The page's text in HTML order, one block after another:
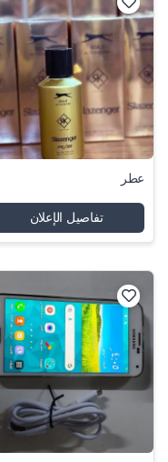
عطر
تفاصيل الإعلان